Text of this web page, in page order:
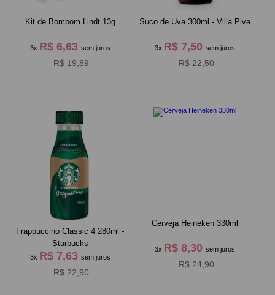
Kit de Bombom Lindt 13g
3x R$ 6,63 sem juros
R$ 19,89
Suco de Uva 300ml - Villa Piva
3x R$ 7,50sem juros
R$ 22,50
Frappuccino Classic 4 280ml -
Starbucks
3x R$ 7,63 sem juros
R$ 22,90
Cerveja Heineken 330ml
3x R$ 8,30sem juros
R$ 24,90